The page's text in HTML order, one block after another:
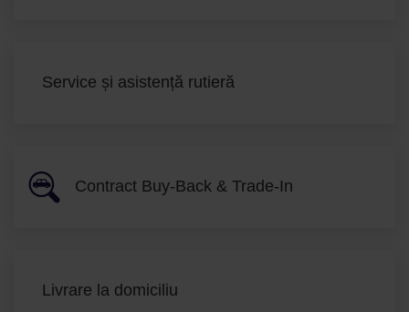
Service și asistență rutieră
Contract Buy-Back & Trade-In
Livrare la domiciliu